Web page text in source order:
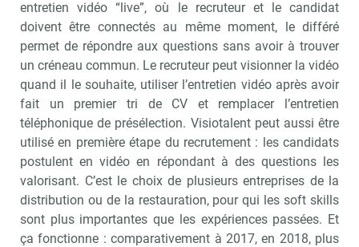
entretien vidéo “live”, où le recruteur et le candidat
doivent être connectés au même moment, le différé
permet de répondre aux questions sans avoir à trouver
un créneau commun. Le recruteur peut visionner la vidéo
quand il le souhaite, utiliser l’entretien vidéo après avoir
fait un premier tri de CV et remplacer l’entretien
téléphonique de présélection. Visiotalent peut aussi être
utilisé en première étape du recrutement : les candidats
postulent en vidéo en répondant à des questions les
valorisant. C’est le choix de plusieurs entreprises de la
distribution ou de la restauration, pour qui les soft skills
sont plus importantes que les expériences passées. Et
ça fonctionne : comparativement à 2017, en 2018, plus